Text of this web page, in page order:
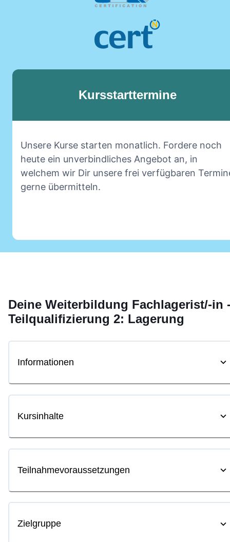
Kursstarttermine
Unsere Kurse starten monatlich. Fordere noch
heute ein unverbindliches Angebot an, in
welchem wir Dir unsere frei verfügbaren
gerne übermitteln.
Deine Weiterbildung Fachlagerist/-in
Teilqualifizierung 2: Lagerung
Informationen
Kursinhalte
Teilnahmevoraussetzungen
Zielgruppe